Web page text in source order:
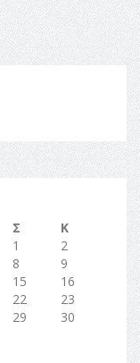
Σ
Κ
1
2
8
9
15
16
22
23
29
30